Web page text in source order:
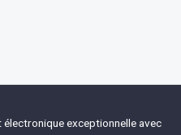
exceptionnelle avec